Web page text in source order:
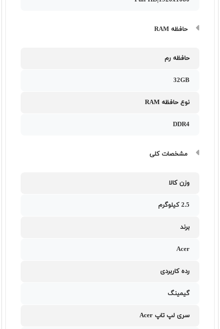
حافظه RAM
حافظه رم
32GB
نوع حافظه RAM
DDR4
مشخصات کلی
وزن کالا
2.5 کیلوگرم
برند
Acer
رده کاربردی
گیمینگ
سری لپ تاپ Acer